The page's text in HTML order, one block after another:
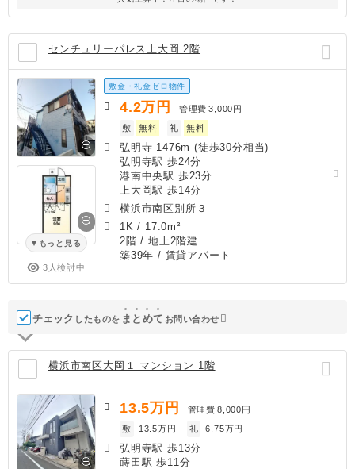
センチュリーパレス上大岡 2階
もっと見る
3人検討中
敷金・礼金ゼロ物件
4.2万円 管理費 3,000円
敷
無料 礼 無料
弘明寺 1476m (徒歩30分相当)
弘明寺駅 歩24分
港南中央駅 歩23分
上大岡駅 歩14分
横浜市南区別所３
1K / 17.0m²
2階 / 地上2階建
築39年 / 賃貸アパート
チェック したものを ま と めて お問い合わせ
横浜市南区大岡１ マンション 1階
13.5万円 管理費 8,000円
敷
13.5万円 礼 6.75万円
弘明寺駅 歩13分
蒔田駅 歩11分